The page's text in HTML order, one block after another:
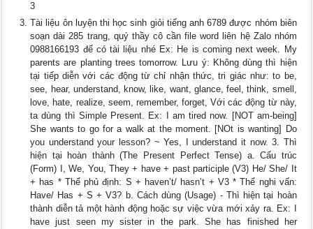
3
Tài liệu ôn luyện thi học sinh giỏi tiếng anh 6789 được nhóm biên
soạn dài 285 trang, quý thầy cô cần file word liên hệ Zalo nhóm
0988166193 để có tài liệu nhé Ex: He is coming next week. My
parents are planting trees tomorrow. Lưu ý: Không dùng thì hiện
tại tiếp diễn với các động từ chỉ nhận thức, tri giác như: to be,
see, hear, understand, know, like, want, glance, feel, think, smell,
love, hate, realize, seem, remember, forget, Với các động từ này,
ta dùng thì Simple Present. Ex: I am tired now. [NOT am-being]
She wants to go for a walk at the moment. [NOt is wanting] Do
you understand your lesson? ~ Yes, I understand it now. 3. Thì
hiện tại hoàn thành (The Present Perfect Tense) a. Cấu trúc
(Form) I, We, You, They + have + past participle (V3) He/ She/ It
+ has * Thể phủ định: S + haven’t/ hasn’t + V3 * Thể nghi vấn:
Have/ Has + S + V3? b. Cách dùng (Usage) - Thì hiện tại hoàn
thành diễn tả một hành động hoặc sự việc vừa mới xảy ra. Ex: I
have just seen my sister in the park. She has finished her